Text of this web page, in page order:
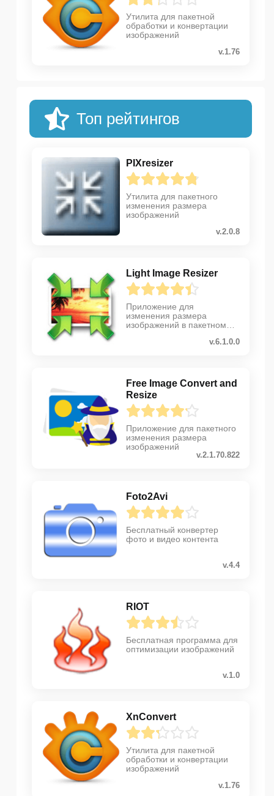
Утилита для пакетной
обработки и конвертации
изображений
v.1.76
Топ рейтингов
PIXresizer
Утилита для пакетного
изменения размера
изображений
v.2.0.8
Light Image Resizer
Приложение для
изменения размера
изображений в пакетном
v.6.1.0.0
Free Image Convert and
Resize
Приложение для пакетного
изменения размера
изображений
v.2.1.70.822
Foto2Avi
Бесплатный конвертер
фото и видео контента
v.4.4
RIOT
Бесплатная программа для
оптимизации изображений
v.1.0
XnConvert
Утилита для пакетной
обработки и конвертации
изображений
v.1.76